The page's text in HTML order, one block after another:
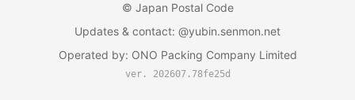
© Japan Postal Code
Updates & contact: @yubin.senmon.net
Operated by: ONO Packing Company Limited
ver. 202607.78fe25d